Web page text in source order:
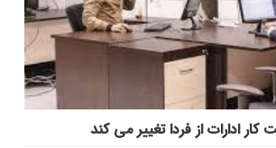
کار ادارات از فردا تغییر می کند